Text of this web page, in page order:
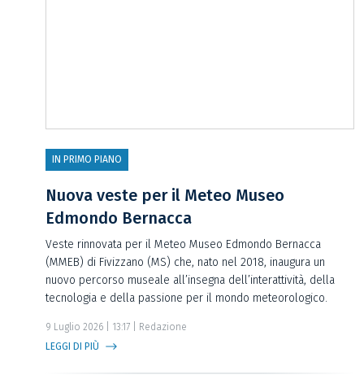
IN PRIMO PIANO
Nuova veste per il Meteo Museo
Edmondo Bernacca
Veste rinnovata per il Meteo Museo Edmondo Bernacca
(MMEB) di Fivizzano (MS) che, nato nel 2018, inaugura un
nuovo percorso museale all’insegna dell’interattività, della
tecnologia e della passione per il mondo meteorologico.
9 Luglio 2026 | 13:17 | Redazione
LEGGI DI PIÙ